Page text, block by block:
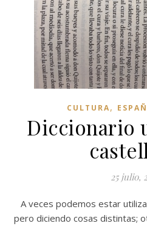
CULTURA,
Diccionario
25 julio,
A veces podemos estar utilizando las mismas palabras,
pero diciendo cosas distintas;